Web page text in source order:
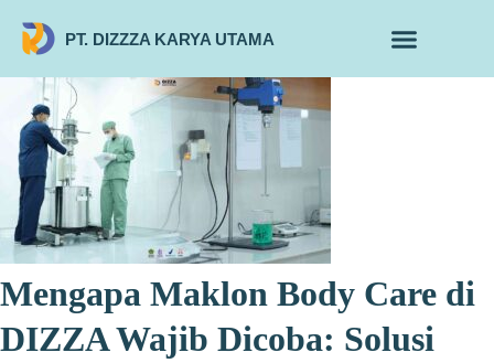
PT. DIZZZA KARYA UTAMA
Mengapa Maklon Body Care di
DIZZA Wajib Dicoba: Solusi